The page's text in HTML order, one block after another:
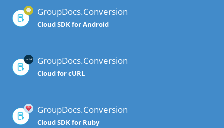
GroupDocs.Conversion
Cloud SDK for Android
GroupDocs.Conversion
Cloud for cURL
GroupDocs.Conversion
Cloud SDK for Ruby